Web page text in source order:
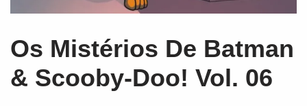
Os Mistérios De Batman
& Scooby-Doo! Vol. 06